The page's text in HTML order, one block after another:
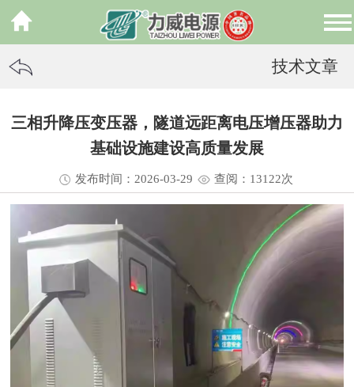
技术文章
三相升降压变压器，隧道远距离电压增压器助力
基础设施建设高质量发展
发布时间：2026-03-29 查阅：13122次